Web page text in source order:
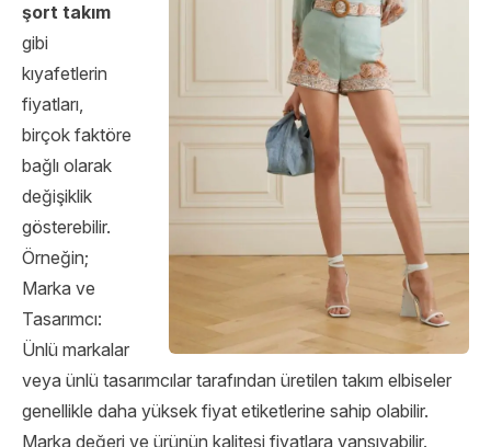
şort takım
gibi
kıyafetlerin
fiyatları,
birçok faktöre
bağlı olarak
değişiklik
gösterebilir.
Örneğin;
Marka ve
Tasarımcı:
Ünlü markalar
veya ünlü tasarımcılar tarafından üretilen takım elbiseler
genellikle daha yüksek fiyat etiketlerine sahip olabilir.
Marka değeri ve ürünün kalitesi fiyatlara yansıyabilir.